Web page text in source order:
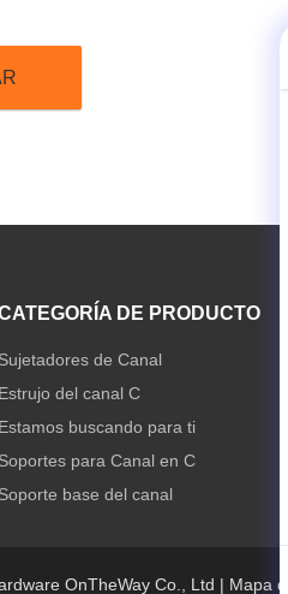
DE PRODUCTO
Sujetadores de Canal
Estrujo del canal C
Estamos buscando para ti
Soportes para Canal en C
Soporte base del canal
OnTheWay Co., Ltd | Mapa